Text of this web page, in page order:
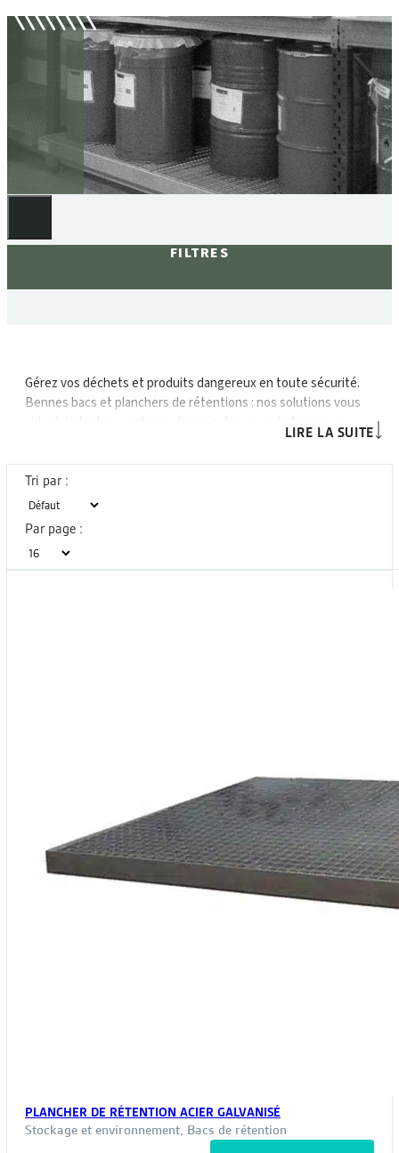
FILTRES
Gérez vos déchets et produits dangereux en toute sécurité.
Bennes bacs et planchers de rétentions : nos solutions vous
respectant les normes de sécurité et de protection de
l’environnement.
LIRE LA SUITE
Tri par :
Par page :
PLANCHER DE RÉTENTION ACIER GALVANISÉ
Stockage et environnement, Bacs de rétention